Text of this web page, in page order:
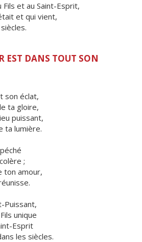
et au Saint-Esprit,
et qui vient,
EST DANS TOUT SON
son éclat,
ta gloire,
puissant,
ta lumière.
;
ton amour,
Puissant,
unique
Esprit
les siècles.